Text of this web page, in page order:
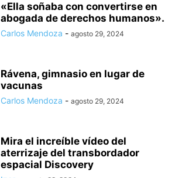
«Ella soñaba con convertirse en
abogada de derechos humanos».
Carlos Mendoza - agosto 29, 2024
Rávena, gimnasio en lugar de
vacunas
Carlos Mendoza - agosto 29, 2024
Mira el increíble vídeo del
aterrizaje del transbordador
espacial Discovery